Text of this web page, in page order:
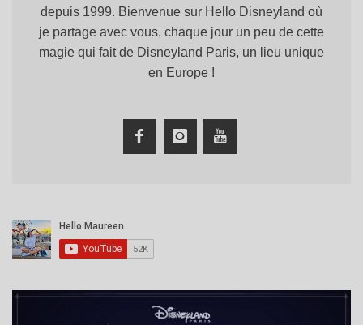
depuis 1999. Bienvenue sur Hello Disneyland où
je partage avec vous, chaque jour un peu de cette
magie qui fait de Disneyland Paris, un lieu unique
en Europe !